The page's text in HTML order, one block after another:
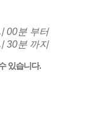
00분 부터
30분 까지
있습니다.